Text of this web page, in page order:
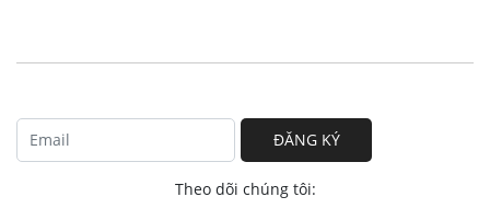
ĐĂNG KÝ
Theo dõi chúng tôi: